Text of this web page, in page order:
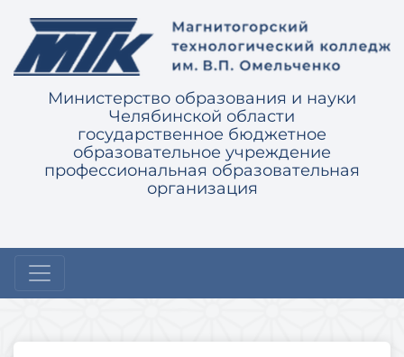
Министерство образования и науки
Челябинской области
государственное бюджетное
образовательное учреждение
профессиональная образовательная
организация